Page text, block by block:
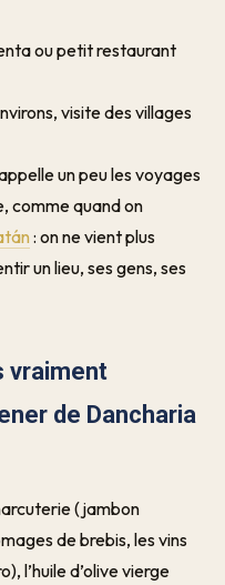
ou petit restaurant
visite des villages
un peu les voyages
comme quand on
: on ne vient plus
un lieu, ses gens, ses
vraiment
de Dancharia
(jambon
de brebis, les vins
l’huile d’olive vierge